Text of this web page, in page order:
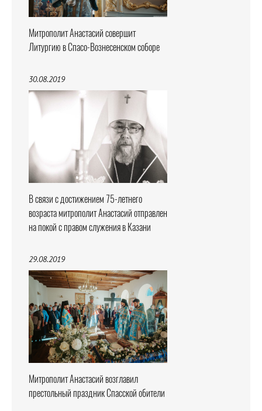
Митрополит Анастасий совершит
Литургию в Спасо-Вознесенском соборе
30.08.2019
В связи с достижением 75-летнего
возраста митрополит Анастасий отправлен
на покой с правом служения в Казани
29.08.2019
Митрополит Анастасий возглавил
престольный праздник Спасской обители